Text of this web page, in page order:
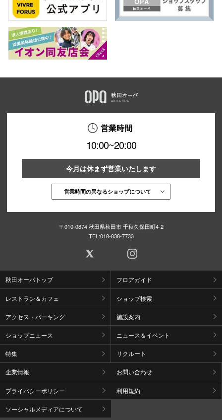
営業時間
10:00~20:00
今月は休まず営業いたします
営業時間の異なるショップについて
〒010-0874 秋田県秋田市 千秋久保田町4-2
TEL:018-838-7733
秋田オーパトップ フロアガイド
レストラン＆カフェ ショップ検索
アクセス・パーキング 施設案内
ショップニュース ニュース＆イベント
特集 リクルート
企業情報 お問い合わせ
プライバシーポリシー 利用規約
ソーシャルメディアについて